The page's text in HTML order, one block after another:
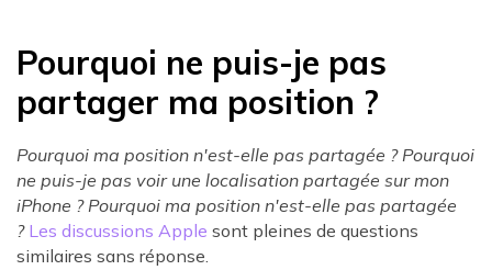
Pourquoi ne puis-je pas
partager ma position ?
Pourquoi ma position n'est-elle pas partagée ? Pourquoi
ne puis-je pas voir une localisation partagée sur mon
iPhone ? Pourquoi ma position n'est-elle pas partagée
? Les discussions Apple sont pleines de questions
similaires sans réponse.